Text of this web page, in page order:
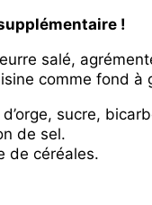
!
salé,
comme fond à
sucre,
de sel.
de céréales.